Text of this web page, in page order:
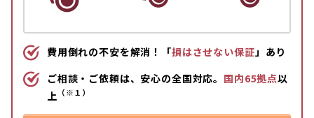
費用倒れの不安を解消！「損はさせない保証」あり
ご相談・ご依頼は、安心の全国対応。 国内65拠点以
上 （※１）